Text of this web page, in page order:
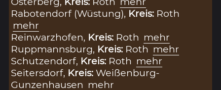
Rabotendorf (Wüstung), Kreis: Roth
mehr
Reinwarzhofen, Kreis: Roth mehr
Ruppmannsburg, Kreis: Roth mehr
Schutzendorf, Kreis: Roth mehr
Seitersdorf, Kreis:Weißenburg-
Gunzenhausen mehr